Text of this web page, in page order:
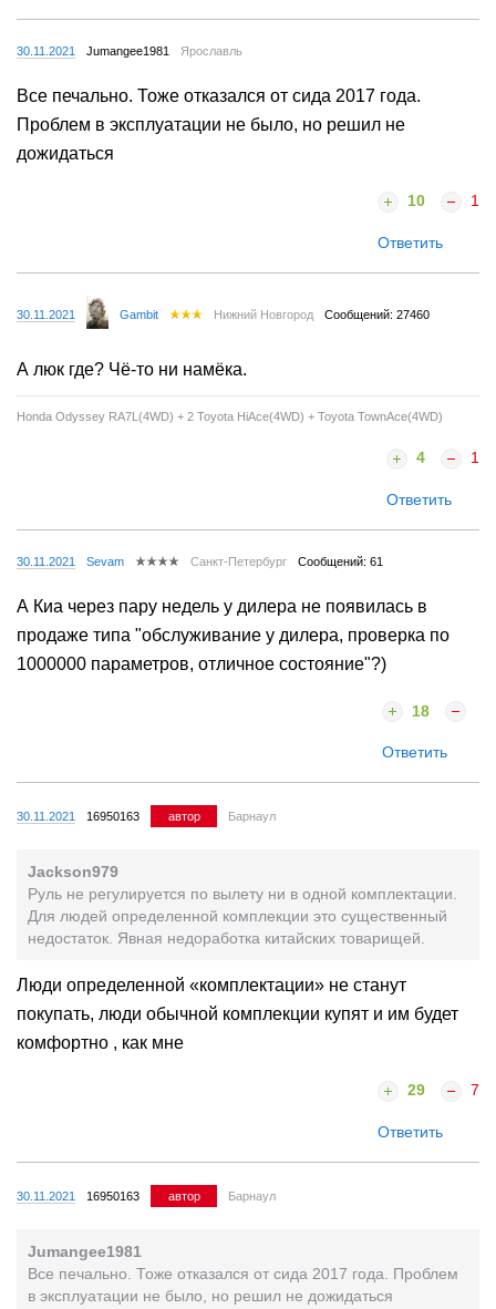
30.11.2021 Jumangee1981 Ярославль
Все печально. Тоже отказался от сида 2017 года.
Проблем в эксплуатации не было, но решил не
дожидаться
10 1
Ответить
30.11.2021 Gambit Нижний Новгород Сообщений: 27460
А люк где? Чё-то ни намёка.
Honda Odyssey RA7L(4WD) + 2 Toyota HiAce(4WD) + Toyota TownAce(4WD)
4 1
Ответить
30.11.2021 Sevam Санкт-Петербург Сообщений: 61
А Киа через пару недель у дилера не появилась в
продаже типа "обслуживание у дилера, проверка по
1000000 параметров, отличное состояние"?)
18
Ответить
30.11.2021 16950163 автор Барнаул
Jackson979
Руль не регулируется по вылету ни в одной комплектации.
Для людей определенной комплекции это существенный
недостаток. Явная недоработка китайских товарищей.
Люди определенной «комплектации» не станут
покупать, люди обычной комплекции купят и им будет
комфортно , как мне
29 7
Ответить
30.11.2021 16950163 автор Барнаул
Jumangee1981
Все печально. Тоже отказался от сида 2017 года. Проблем
в эксплуатации не было, но решил не дожидаться